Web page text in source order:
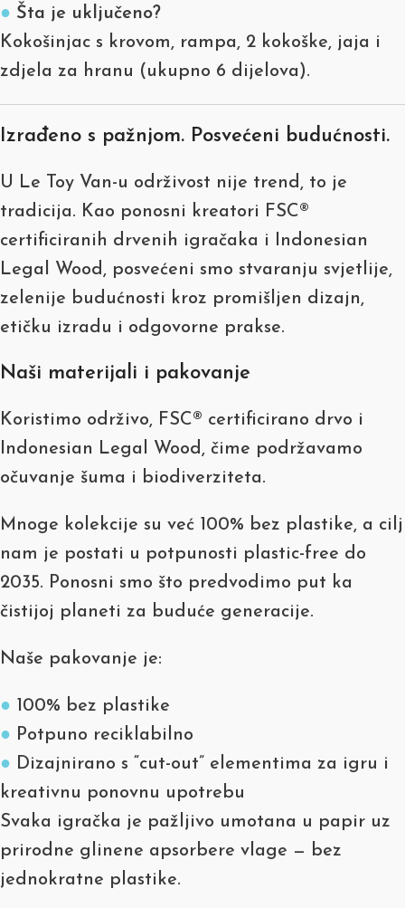
● Šta je uključeno?
Kokošinjac s krovom, rampa, 2 kokoške, jaja i
zdjela za hranu (ukupno 6 dijelova).
Izrađeno s pažnjom. Posvećeni budućnosti.
U Le Toy Van-u održivost nije trend, to je
tradicija. Kao ponosni kreatori FSC®
certificiranih drvenih igračaka i Indonesian
Legal Wood, posvećeni smo stvaranju svjetlije,
zelenije budućnosti kroz promišljen dizajn,
etičku izradu i odgovorne prakse.
Naši materijali i pakovanje
Koristimo održivo, FSC® certificirano drvo i
Indonesian Legal Wood, čime podržavamo
očuvanje šuma i biodiverziteta.
Mnoge kolekcije su već 100% bez plastike, a cilj
nam je postati u potpunosti plastic-free do
2035. Ponosni smo što predvodimo put ka
čistijoj planeti za buduće generacije.
Naše pakovanje je:
● 100% bez plastike
● Potpuno reciklabilno
● Dizajnirano s “cut-out” elementima za igru i
kreativnu ponovnu upotrebu
Svaka igračka je pažljivo umotana u papir uz
prirodne glinene apsorbere vlage — bez
jednokratne plastike.